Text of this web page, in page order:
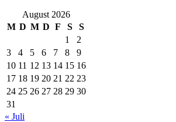
August 2026
M D M D F S
S
1
2
3
4 5 6 7 8
9
10 11 12 13 14 15 16
17 18 19 20 21 22 23
24 25 26 27 28 29 30
31
« Juli